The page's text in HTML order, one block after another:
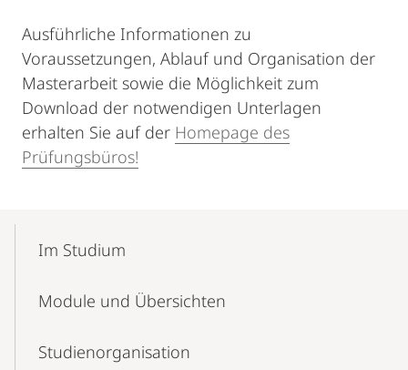
Ausführliche Informationen zu
Voraussetzungen, Ablauf und Organisation der
Masterarbeit sowie die Möglichkeit zum
Download der notwendigen Unterlagen
erhalten Sie auf der Homepage des
Prüfungsbüros!
NavigationIm Studium
Module und Übersichten
Studien­organisation